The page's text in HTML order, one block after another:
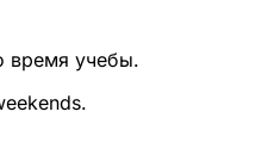
время учебы.